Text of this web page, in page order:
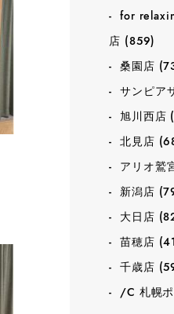
for
店 (859)
桑園店
サンピア
旭川西店
北見店
アリオ鷲
新潟店
大日店
苗穂店
千歳店
/C 札幌